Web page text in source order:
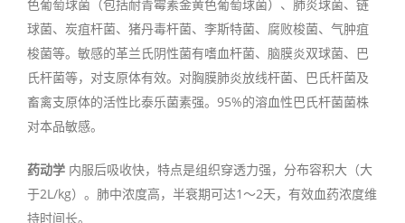
色葡萄球菌（包括耐青霉素金黄色葡萄球菌）、肺炎球菌、链
球菌、炭疽杆菌、猪丹毒杆菌、李斯特菌、腐败梭菌、气肿疽
梭菌等。敏感的革兰氏阴性菌有嗜血杆菌、脑膜炎双球菌、巴
氏杆菌等，对支原体有效。对胸膜肺炎放线杆菌、巴氏杆菌及
畜禽支原体的活性比泰乐菌素强。95%的溶血性巴氏杆菌菌株
对本品敏感。
药动学 内服后吸收快，特点是组织穿透力强，分布容积大（大
于2L/kg）。肺中浓度高，半衰期可达1～2天，有效血药浓度维
持时间长。